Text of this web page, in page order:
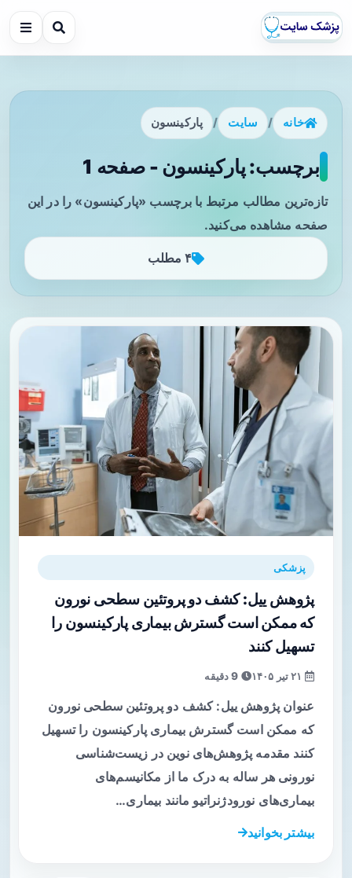
خانه / سایت / پارکینسون
برچسب: پارکینسون - صفحه 1
تازه‌ترین مطالب مرتبط با برچسب «پارکینسون» را در این
صفحه مشاهده می‌کنید.
۴ مطلب
پزشکی
پژوهش ییل: کشف دو پروتئین سطحی نورون
که ممکن است گسترش بیماری پارکینسون را
تسهیل کنند
عنوان پژوهش ییل: کشف دو پروتئین سطحی نورون
که ممکن است گسترش بیماری پارکینسون را تسهیل
کنند مقدمه پژوهش‌های نوین در زیست‌شناسی
نورونی هر ساله به درک ما از مکانیسم‌های
بیماری‌های نورودژنراتیو مانند بیماری…
بیشتر بخوانید